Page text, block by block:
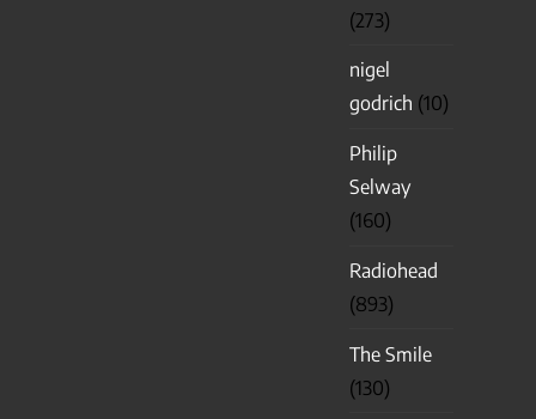
(273)
nigel
godrich (10)
Philip
Selway
(160)
Radiohead
(893)
The Smile
(130)